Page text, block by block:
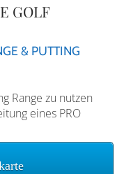
GOLF
& PUTTING
Range zu nutzen
eines PRO